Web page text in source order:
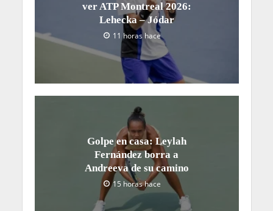
ver ATP Montreal 2026:
Lehecka – Jódar
11 horas hace
Golpe en casa: Leylah
Fernández borra a
Andreeva de su camino
15 horas hace